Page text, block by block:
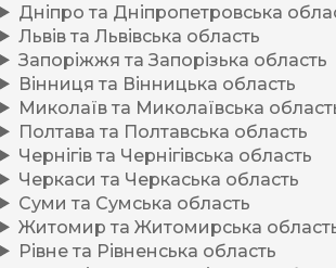
Дніпро та Дніпропетровська
Львів та Львівська область
Запоріжжя та Запорізька область
Вінниця та Вінницька область
Миколаїв та Миколаївська
Полтава та Полтавська область
Чернігів та Чернігівська область
Черкаси та Черкаська область
Суми та Сумська область
Житомир та Житомирська
Рівне та Рівненська область